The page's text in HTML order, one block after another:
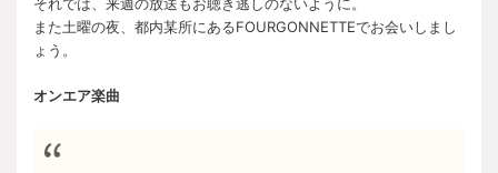
それでは、来週の放送もお聴き逃しのないように。
また土曜の夜、都内某所にあるFOURGONNETTEでお会いしまし
ょう。
オンエア楽曲